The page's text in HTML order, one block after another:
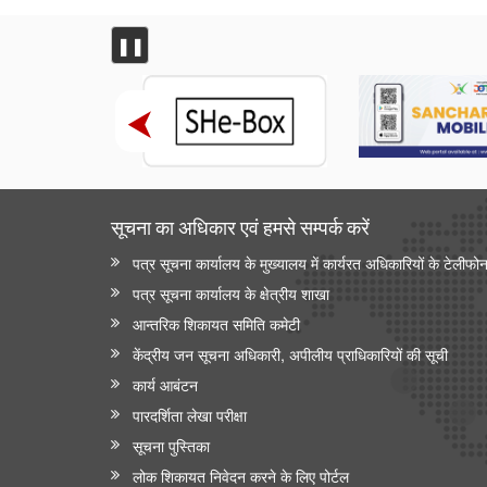
नमामि गंगे अभियान के अंतर्गत परियोजनाएं
सूचना और प्रसारण मंत्रालय
रचनात्मक अर्थव्यवस्था के लिए प्रमुख अंतरराष्ट्रीय मार्केटप्‍लेस
'ब्रिक्स वेव्स बाज़ार' ने मुंबई में ब्रिक्स सदस्य और भागीदार देशों
के 500 से अधिक प्रतिनिधियों को एकत्रित किया
विज्ञान एवं प्रौद्योगिकी मंत्रालय
वैज्ञानिक अनुसंधान में पशु-रहित विधियों को बढ़ावा देना
इस्‍पात मंत्रालय
अप्रैल-जुलाई 2026: इस्पात क्षेत्र में वृद्धि का रुझान
जनजातीय कार्य मंत्रालय
कर्नाटक में अनुसूचित जनजाति का विकास
❚❚
सूचना का अधिकार एवं हमसे सम्‍पर्क करें
पत्र सूचना कार्यालय के मुख्यालय में कार्यरत अधिकारियों के
पत्र सूचना कार्यालय के क्षेत्रीय शाखा
आन्‍तरिक शिकायत समिति कमेटी
केंद्रीय जन सूचना अधिकारी, अपीलीय प्राधिकारियों की सूची
कार्य आबंटन
पारदर्शिता लेखा परीक्षा
सूचना पुस्तिका
लोक शिकायत निवेदन करने के लिए पोर्टल